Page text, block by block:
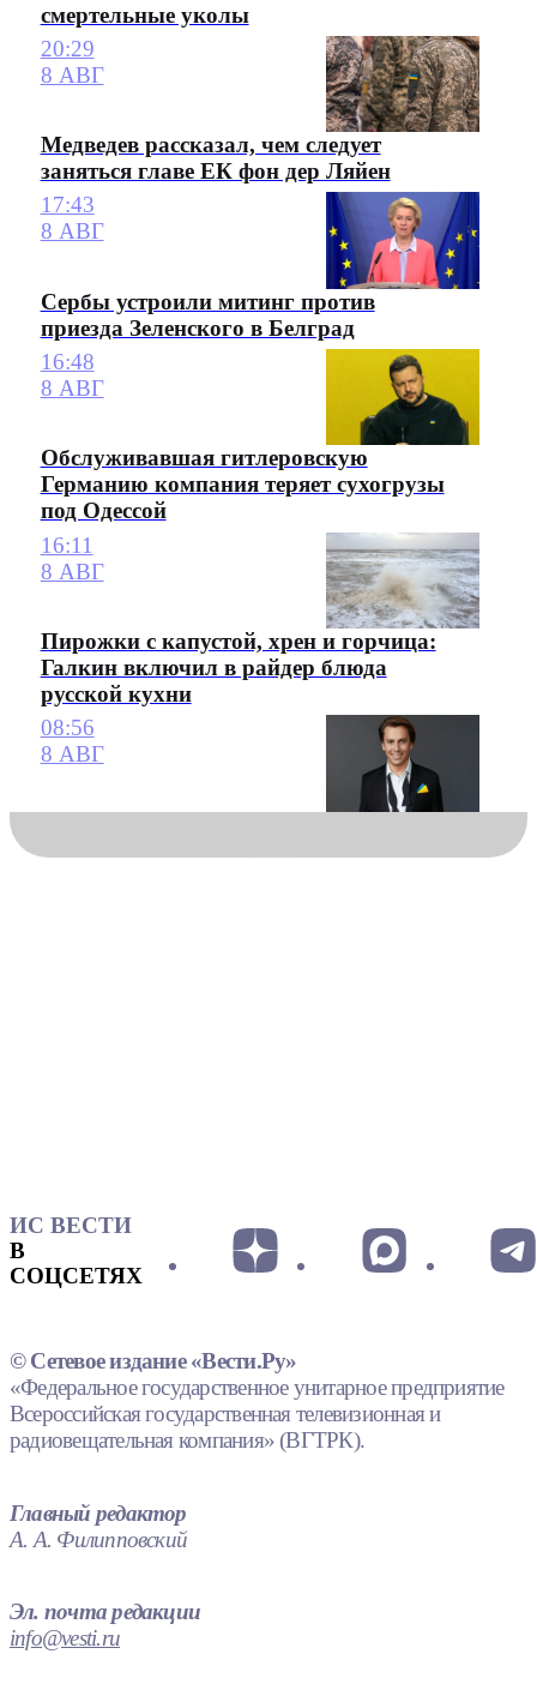
смертельные уколы
20:29
8 АВГ
Медведев рассказал, чем следует
заняться главе ЕК фон дер Ляйен
17:43
8 АВГ
Сербы устроили митинг против
приезда Зеленского в Белград
16:48
8 АВГ
Обслуживавшая гитлеровскую
Германию компания теряет сухогрузы
под Одессой
16:11
8 АВГ
Пирожки с капустой, хрен и горчица:
Галкин включил в райдер блюда
русской кухни
08:56
8 АВГ
ИС ВЕСТИ
В
СОЦСЕТЯХ
© Сетевое издание «Вести.Ру»
«Федеральное государственное унитарное предприятие
Всероссийская государственная телевизионная и
радиовещательная компания» (ВГТРК).
Главный редактор
А. А. Филипповский
Эл. почта редакции
info@vesti.ru